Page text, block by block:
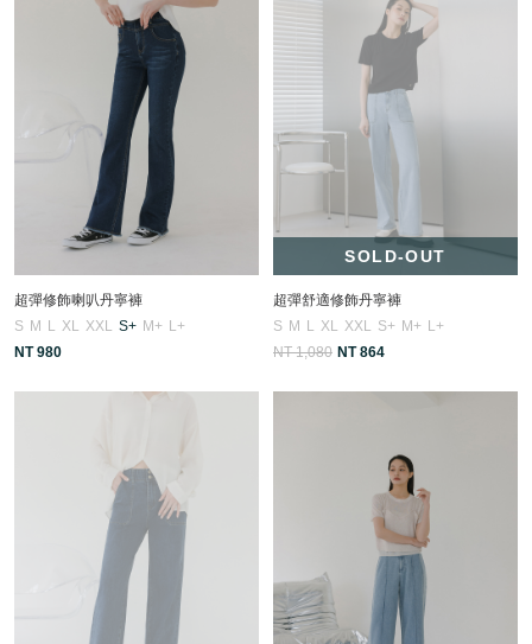
超彈修飾喇叭丹寧褲
S M L XL XXL S+ M+ L+
NT 980
SOLD-OUT
超彈舒適修飾丹寧褲
S M L XL XXL S+ M+ L+
NT 1,080 NT 864